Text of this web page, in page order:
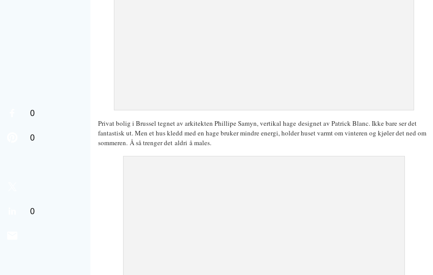
0
0
0
Privat bolig i Brussel tegnet av arkitekten Phillipe Samyn, vertikal hage designet av Patrick Blanc. Ikke bare ser det
fantastisk ut. Men et hus kledd med en hage bruker mindre energi, holder huset varmt om vinteren og kjøler det ned om
sommeren. Å så trenger det aldri å males.